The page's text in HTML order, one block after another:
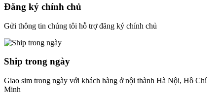
Đăng ký chính chủ
Gửi thông tin chúng tôi hỗ trợ đăng ký chính chủ
Ship trong ngày
Giao sim trong ngày với khách hàng ở nội thành Hà Nội, Hồ Chí
Minh